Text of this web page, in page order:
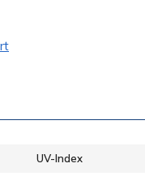
UV-Index